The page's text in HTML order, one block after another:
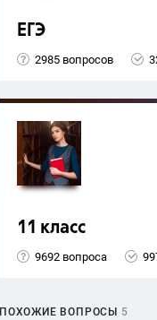
ЕГЭ
2985 вопросов
11 класс
9692 вопроса
ПОХОЖИЕ ВОПРОСЫ 5